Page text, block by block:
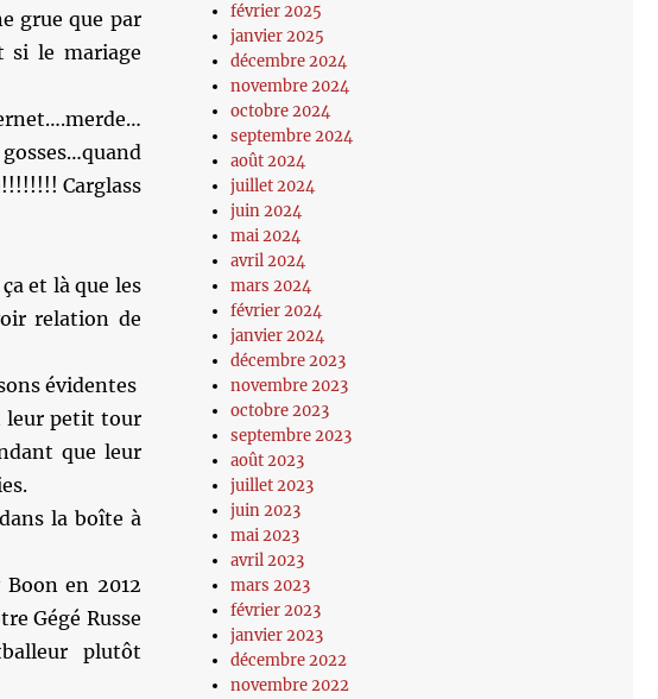
grue que par
si le mariage
Carglass
et là que les
relation de
évidentes
leur petit tour
que leur
la boîte à
Boon en 2012
Gégé Russe
plutôt
février 2025
janvier 2025
décembre 2024
novembre 2024
octobre 2024
septembre 2024
août 2024
juillet 2024
juin 2024
mai 2024
avril 2024
mars 2024
février 2024
janvier 2024
décembre 2023
novembre 2023
octobre 2023
septembre 2023
août 2023
juillet 2023
juin 2023
mai 2023
avril 2023
mars 2023
février 2023
janvier 2023
décembre 2022
novembre 2022